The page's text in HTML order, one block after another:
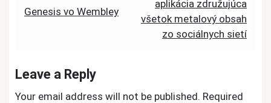
navigation
Genesis vo Wembley
aplikácia združujúca
všetok metalový obsah
zo sociálnych sietí
Leave a Reply
Your email address will not be published. Required